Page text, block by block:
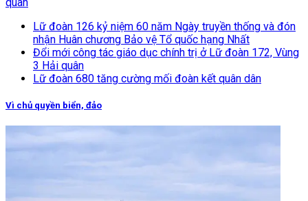
Lữ đoàn 126 kỷ niệm 60 năm Ngày truyền thống và đón
nhận Huân chương Bảo vệ Tổ quốc hạng Nhất
Đổi mới công tác giáo dục chính trị ở Lữ đoàn 172, Vùng
3 Hải quân
Lữ đoàn 680 tăng cường mối đoàn kết quân dân
Vì chủ quyền biển, đảo